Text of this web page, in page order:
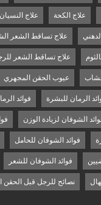
علاج الكحة علاج
علاج تساقط الشعر
علاج تساقط الشعر
عيوب الحقن المجهري
الرمان للبشرة فوائد
الشوفان لزيادة الوزن
فوائد الشوفان للحامل
فوائد الشوفان للشعر
نصائح للرجل قبل الحقن